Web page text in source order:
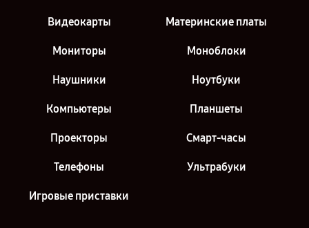
Видеокарты Материнские платы
Мониторы Моноблоки
Наушники Ноутбуки
Компьютеры Планшеты
Проекторы Смарт-часы
Телефоны Ультрабуки
Игровые приставки